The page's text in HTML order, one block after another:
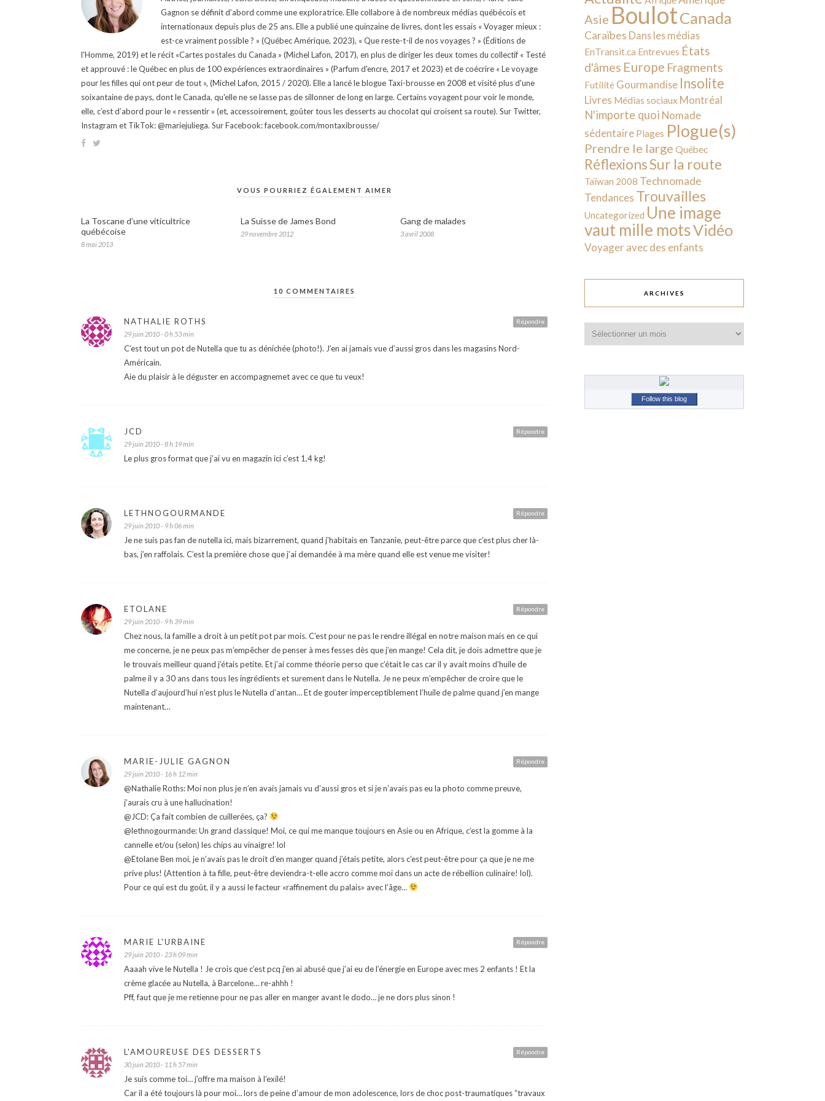
Gagnon se définit d’abord comme une exploratrice. Elle collabore à de nombreux médias québécois et
internationaux depuis plus de 25 ans. Elle a publié une quinzaine de livres, dont les essais « Voyager mieux :
est-ce vraiment possible ? » (Québec Amérique, 2023), « Que reste-t-il de nos voyages ? » (Éditions de
l'Homme, 2019) et le récit «Cartes postales du Canada » (Michel Lafon, 2017), en plus de diriger les deux tomes du collectif « Testé
et approuvé : le Québec en plus de 100 expériences extraordinaires » (Parfum d'encre, 2017 et 2023) et de coécrire « Le voyage
pour les filles qui ont peur de tout », (Michel Lafon, 2015 / 2020). Elle a lancé le blogue Taxi-brousse en 2008 et visité plus d'une
soixantaine de pays, dont le Canada, qu'elle ne se lasse pas de sillonner de long en large. Certains voyagent pour voir le monde,
elle, c’est d’abord pour le « ressentir » (et, accessoirement, goûter tous les desserts au chocolat qui croisent sa route). Sur Twitter,
Instagram et TikTok: @mariejuliega. Sur Facebook: facebook.com/montaxibrousse/
VOUS POURRIEZ ÉGALEMENT AIMER
La Toscane d’une viticultrice
québécoise
8 mai 2013
La Suisse de James Bond
29 novembre 2012
Gang de malades
3 avril 2008
10 COMMENTAIRES
Répondre
NATHALIE ROTHS
29 juin 2010 - 0 h 53 min
C’est tout un pot de Nutella que tu as dénichée (photo!). J’en ai jamais vue d’aussi gros dans les magasins Nord-
Américain.
Aie du plaisir à le déguster en accompagnemet avec ce que tu veux!
Répondre
JCD
29 juin 2010 - 8 h 19 min
Le plus gros format que j’ai vu en magazin ici c’est 1,4 kg!
Répondre
LETHNOGOURMANDE
29 juin 2010 - 9 h 06 min
Je ne suis pas fan de nutella ici, mais bizarrement, quand j’habitais en Tanzanie, peut-être parce que c’est plus cher là-
bas, j’en raffolais. C’est la première chose que j’ai demandée à ma mère quand elle est venue me visiter!
Répondre
ETOLANE
29 juin 2010 - 9 h 39 min
Chez nous, la famille a droit à un petit pot par mois. C’est pour ne pas le rendre illégal en notre maison mais en ce qui
me concerne, je ne peux pas m’empêcher de penser à mes fesses dès que j’en mange! Cela dit, je dois admettre que je
le trouvais meilleur quand j’étais petite. Et j’ai comme théorie perso que c’était le cas car il y avait moins d’huile de
palme il y a 30 ans dans tous les ingrédients et surement dans le Nutella. Je ne peux m’empêcher de croire que le
Nutella d’aujourd’hui n’est plus le Nutella d’antan… Et de gouter imperceptiblement l’huile de palme quand j’en mange
maintenant…
Répondre
MARIE-JULIE GAGNON
29 juin 2010 - 16 h 12 min
@Nathalie Roths: Moi non plus je n’en avais jamais vu d’aussi gros et si je n’avais pas eu la photo comme preuve,
j’aurais cru à une hallucination!
@JCD: Ça fait combien de cuillerées, ça?
@lethnogourmande: Un grand classique! Moi, ce qui me manque toujours en Asie ou en Afrique, c’est la gomme à la
cannelle et/ou (selon) les chips au vinaigre! lol
@Etolane Ben moi, je n’avais pas le droit d’en manger quand j’étais petite, alors c’est peut-être pour ça que je ne me
prive plus! (Attention à ta fille, peut-être deviendra-t-elle accro comme moi dans un acte de rébellion culinaire! lol).
Pour ce qui est du goût, il y a aussi le facteur «raffinement du palais» avec l’âge…
Répondre
MARIE L'URBAINE
29 juin 2010 - 23 h 09 min
Aaaah vive le Nutella ! Je crois que c’est pcq j’en ai abusé que j’ai eu de l’énergie en Europe avec mes 2 enfants ! Et la
crème glacée au Nutella, à Barcelone… re-ahhh !
Pff, faut que je me retienne pour ne pas aller en manger avant le dodo… je ne dors plus sinon !
Répondre
L'AMOUREUSE DES DESSERTS
30 juin 2010 - 11 h 57 min
Je suis comme toi… j’offre ma maison à l’exilé!
Car il a été toujours là pour moi… lors de peine d’amour de mon adolescence, lors de choc post-traumatiques “travaux
Asie BoulotCanada
Caraïbes Dans les médias
EnTransit.ca Entrevues États
d'âmes Europe Fragments
Futilité Gourmandise Insolite
Livres Médias sociaux Montréal
N'importe quoi Nomade
sédentaire Plages Plogue(s)
Prendre le large Québec
RéflexionsSur la route
Taïwan 2008 Technomade
Tendances Trouvailles
Uncategorized Une image
vaut mille motsVidéo
Voyager avec des enfants
ARCHIVES
Follow this blog